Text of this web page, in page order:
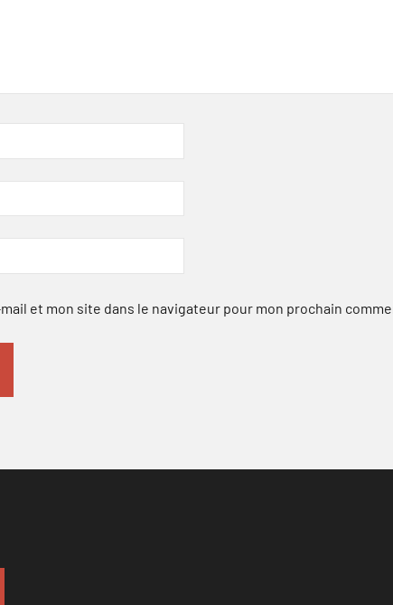
et mon site dans le navigateur pour mon prochain